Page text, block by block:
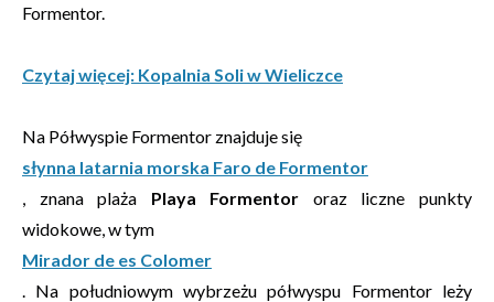
Formentor.
Czytaj więcej: Kopalnia Soli w Wieliczce
Na Półwyspie Formentor znajduje się
słynna latarnia morska Faro de Formentor
, znana plaża Playa Formentor oraz liczne punkty
widokowe, w tym
Mirador de es Colomer
. Na południowym wybrzeżu półwyspu Formentor leży